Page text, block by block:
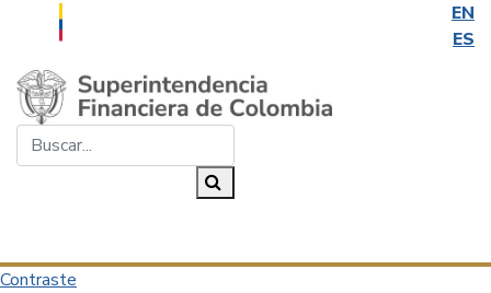
EN
ES
Saltar al contenido principal
Contraste